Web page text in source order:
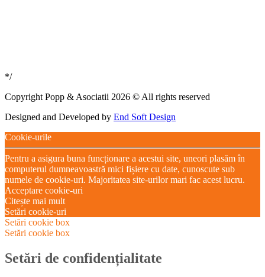
*/
Copyright Popp & Asociatii 2026 © All rights reserved
Designed and Developed by End Soft Design
Cookie-urile
Pentru a asigura buna funcționare a acestui site, uneori plasăm în
computerul dumneavoastră mici fișiere cu date, cunoscute sub
numele de cookie-uri. Majoritatea site-urilor mari fac acest lucru.
Acceptare cookie-uri
Citește mai mult
Setări cookie-uri
Setări cookie box
Setări cookie box
Setări de confidențialitate